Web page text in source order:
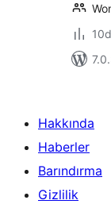
Hakkında
Haberler
Barındırma
Gizlilik